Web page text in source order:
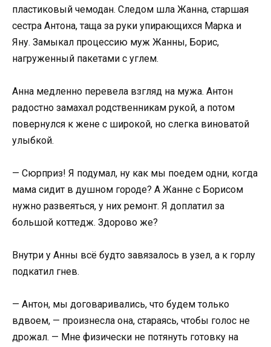
пластиковый чемодан. Следом шла Жанна, старшая
сестра Антона, таща за руки упирающихся Марка и
Яну. Замыкал процессию муж Жанны, Борис,
нагруженный пакетами с углем.
Анна медленно перевела взгляд на мужа. Антон
радостно замахал родственникам рукой, а потом
повернулся к жене с широкой, но слегка виноватой
улыбкой.
— Сюрприз! Я подумал, ну как мы поедем одни, когда
мама сидит в душном городе? А Жанне с Борисом
нужно развеяться, у них ремонт. Я доплатил за
большой коттедж. Здорово же?
Внутри у Анны всё будто завязалось в узел, а к горлу
подкатил гнев.
— Антон, мы договаривались, что будем только
вдвоем, — произнесла она, стараясь, чтобы голос не
дрожал. — Мне физически не потянуть готовку на